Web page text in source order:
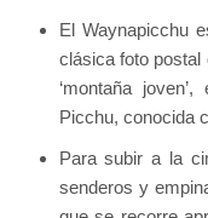
El Waynapicchu
clásica foto
‘montaña
Picchu, conocida
Para subir a la
senderos y